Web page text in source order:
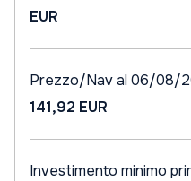
EUR
Prezzo/Nav al 06/08/
141,92 EUR
Investimento minimo